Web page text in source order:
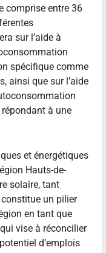
comprise entre 36
sur l’aide à
spécifique comme
ainsi que sur l’aide
à une
et énergétiques
Hauts-de-
solaire, tant
un pilier
en tant que
vise à réconcilier
d’emplois